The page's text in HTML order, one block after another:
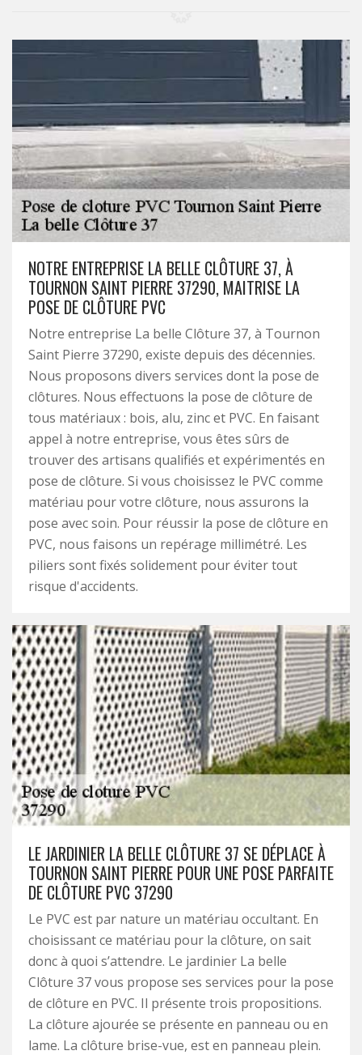
NOTRE ENTREPRISE LA BELLE CLÔTURE 37, À
TOURNON SAINT PIERRE 37290, MAITRISE LA
POSE DE CLÔTURE PVC
Notre entreprise La belle Clôture 37, à Tournon
Saint Pierre 37290, existe depuis des décennies.
Nous proposons divers services dont la pose de
clôtures. Nous effectuons la pose de clôture de
tous matériaux : bois, alu, zinc et PVC. En faisant
appel à notre entreprise, vous êtes sûrs de
trouver des artisans qualifiés et expérimentés en
pose de clôture. Si vous choisissez le PVC comme
matériau pour votre clôture, nous assurons la
pose avec soin. Pour réussir la pose de clôture en
PVC, nous faisons un repérage millimétré. Les
piliers sont fixés solidement pour éviter tout
risque d'accidents.
LE JARDINIER LA BELLE CLÔTURE 37 SE DÉPLACE À
TOURNON SAINT PIERRE POUR UNE POSE PARFAITE
DE CLÔTURE PVC 37290
Le PVC est par nature un matériau occultant. En
choisissant ce matériau pour la clôture, on sait
donc à quoi s’attendre. Le jardinier La belle
Clôture 37 vous propose ses services pour la pose
de clôture en PVC. Il présente trois propositions.
La clôture ajourée se présente en panneau ou en
lame. La clôture brise-vue, est en panneau plein.